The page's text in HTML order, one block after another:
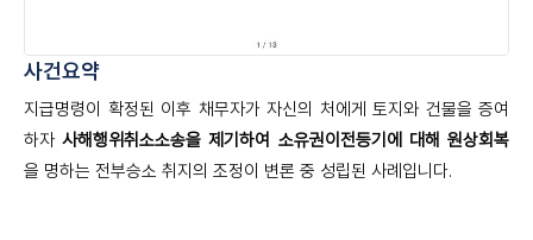
사건요약
지급명령이 확정된 이후 채무자가 자신의 처에게 토지와 건물을 증여
하자사해행위취소소송을 제기하여 소유권이전등기에 대해 원상회복
을 명하는 전부승소 취지의 조정이 변론 중 성립된 사례입니다.